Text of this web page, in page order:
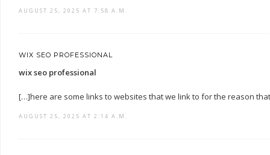
AUGUST 25, 2025 AT 7:58 A.M.
WIX SEO PROFESSIONAL
wix seo professional
[…]here are some links to websites that we link to for the reason
AUGUST 25, 2025 AT 2:14 A.M.